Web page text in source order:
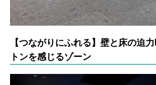
【つながりにふれる】壁と床の迫
トンを感じるゾーン